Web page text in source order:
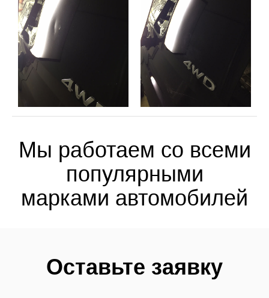
Мы работаем со всеми
популярными
марками автомобилей
Оставьте заявку